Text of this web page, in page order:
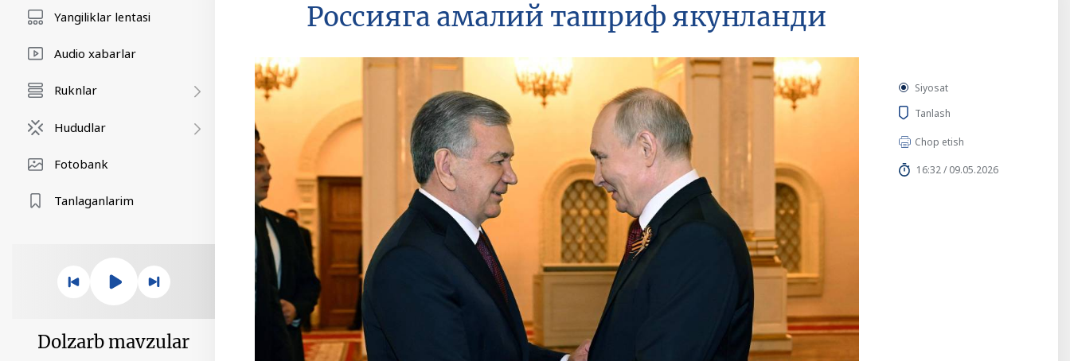
Yangiliklar lentasi
Audio xabarlar
Ruknlar
Hududlar
Fotobank
Tanlaganlarim
Dolzarb mavzular
Россияга амалий ташриф якунланди
Siyosat
Tanlash
Chop etish
16:32 / 09.05.2026